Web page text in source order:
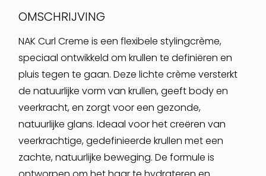
OMSCHRIJVING
NAK Curl Creme is een flexibele stylingcrème,
speciaal ontwikkeld om krullen te definiëren en
pluis tegen te gaan. Deze lichte crème versterkt
de natuurlijke vorm van krullen, geeft body en
veerkracht, en zorgt voor een gezonde,
natuurlijke glans. Ideaal voor het creëren van
veerkrachtige, gedefinieerde krullen met een
zachte, natuurlijke beweging. De formule is